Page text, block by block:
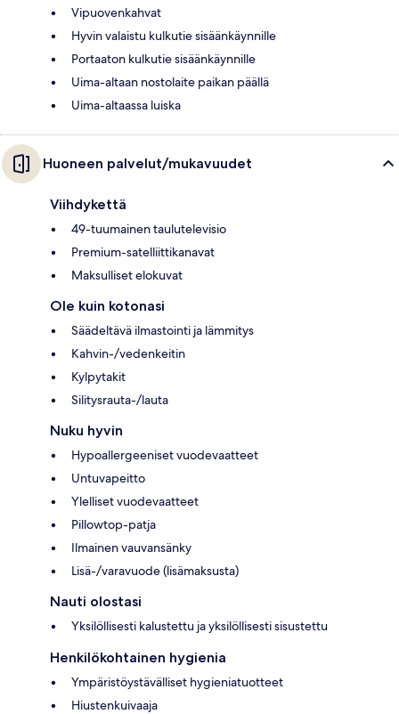
Vipuovenkahvat
Hyvin valaistu kulkutie sisäänkäynnille
Portaaton kulkutie sisäänkäynnille
Uima-altaan nostolaite paikan päällä
Uima-altaassa luiska
Huoneen palvelut/mukavuudet
Viihdykettä
49-tuumainen taulutelevisio
Premium-satelliittikanavat
Maksulliset elokuvat
Ole kuin kotonasi
Säädeltävä ilmastointi ja lämmitys
Kahvin-/vedenkeitin
Kylpytakit
Silitysrauta-/lauta
Nuku hyvin
Hypoallergeeniset vuodevaatteet
Untuvapeitto
Ylelliset vuodevaatteet
Pillowtop-patja
Ilmainen vauvansänky
Lisä-/varavuode (lisämaksusta)
Nauti olostasi
Yksilöllisesti kalustettu ja yksilöllisesti sisustettu
Henkilökohtainen hygienia
Ympäristöystävälliset hygieniatuotteet
Hiustenkuivaaja